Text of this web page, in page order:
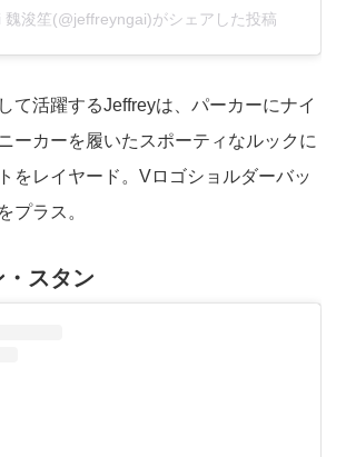
浚笙(@jeffreyngai)がシェアした投稿
て活躍するJeffreyは、パーカーにナイ
ーカーを履いたスポーティなルックに
をレイヤード。Vロゴショルダーバッ
プラス。
スタン